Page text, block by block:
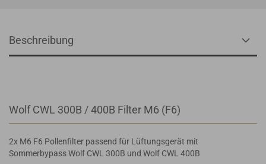
Beschreibung
Wolf CWL 300B / 400B Filter M6 (F6)
2x M6 F6 Pollenfilter passend für Lüftungsgerät mit
Sommerbypass Wolf CWL 300B und Wolf CWL 400B